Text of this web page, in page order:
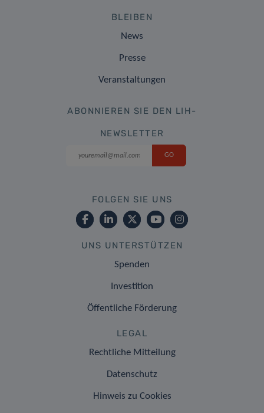
BLEIBEN
News
Presse
Veranstaltungen
ABONNIEREN SIE DEN LIH-
NEWSLETTER
FOLGEN SIE UNS
UNS UNTERSTÜTZEN
Spenden
Investition
Öffentliche Förderung
LEGAL
Rechtliche Mitteilung
Datenschutz
Hinweis zu Cookies